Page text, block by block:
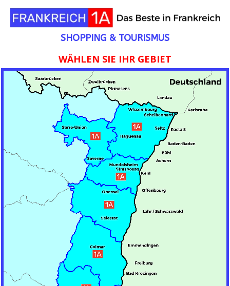
SHOPPING & TOURISMUS
WÄHLEN SIE IHR GEBIET